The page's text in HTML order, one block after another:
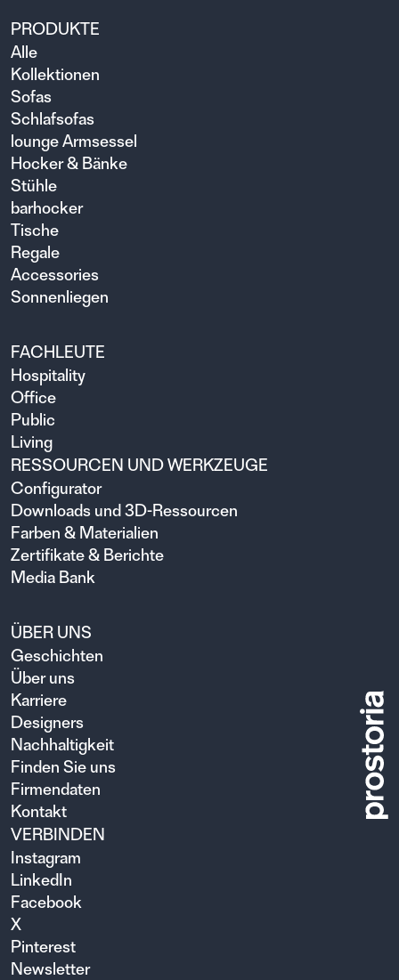
PRODUKTE
Alle
Kollektionen
Sofas
Schlafsofas
lounge Armsessel
Hocker & Bänke
Stühle
barhocker
Tische
Regale
Accessories
Sonnenliegen
FACHLEUTE
Hospitality
Office
Public
Living
RESSOURCEN UND WERKZEUGE
Configurator
Downloads und 3D-Ressourcen
Farben & Materialien
Zertifikate & Berichte
Media Bank
ÜBER UNS
Geschichten
Über uns
Karriere
Designers
Nachhaltigkeit
Finden Sie uns
Firmendaten
Kontakt
VERBINDEN
Instagram
LinkedIn
Facebook
X
Pinterest
Newsletter